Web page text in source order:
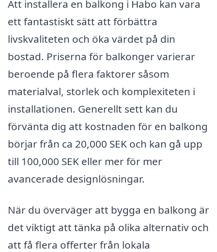
Att installera en balkong i Habo kan vara
ett fantastiskt sätt att förbättra
livskvaliteten och öka värdet på din
bostad. Priserna för balkonger varierar
beroende på flera faktorer såsom
materialval, storlek och komplexiteten i
installationen. Generellt sett kan du
förvänta dig att kostnaden för en balkong
börjar från ca 20,000 SEK och kan gå upp
till 100,000 SEK eller mer för mer
avancerade designlösningar.
När du överväger att bygga en balkong är
det viktigt att tänka på olika alternativ och
att få flera offerter från lokala